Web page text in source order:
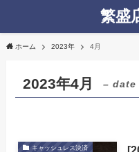
繁盛
ホーム 2023年 4月
2023年4月 – date
キャッシュレス決済